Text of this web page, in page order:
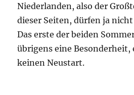
Niederlanden, also der
dieser Seiten, dürfen ja
Das erste der beiden
übrigens eine Besonderheit,
keinen Neustart.